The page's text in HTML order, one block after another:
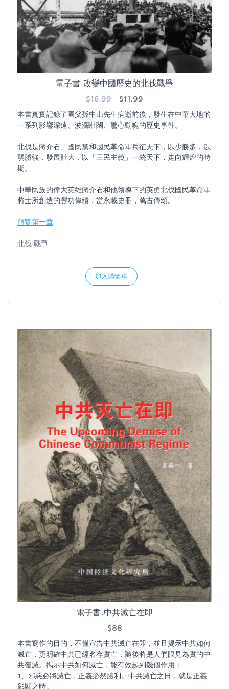
電子書:改變中國歷史的北伐戰爭
$16.99
$11.99
本書真實記錄了國父孫中山先生病逝前後，發生在中華大地的
一系列影響深遠、波瀾壯闊、驚心動魄的歷史事件。
北伐是蔣介石、國民黨和國民革命軍兵征天下，以少勝多，以
弱勝強，發展壯大，以「三民主義」一統天下，走向輝煌的時
期。
中華民族的偉大英雄蔣介石和他領導下的英勇北伐國民革命軍
將士所創造的豐功偉績，當永載史冊，萬古傳頌。
預覽第一章
北伐 戰爭
加入購物車
電子書:中共滅亡在即
$88
本書寫作的目的，不僅宣告中共滅亡在即，並且揭示中共如何
滅亡，更明確中共已經名存實亡，隨後將是人們眼見為實的中
共覆滅。揭示中共如何滅亡，能有效起到幾個作用：
1、邪惡必將滅亡，正義必然勝利。中共滅亡之日，就是正義
彰顯之時。